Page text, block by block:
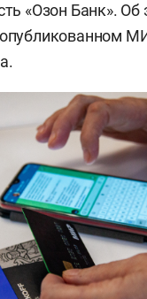
«Озон Банк». Об